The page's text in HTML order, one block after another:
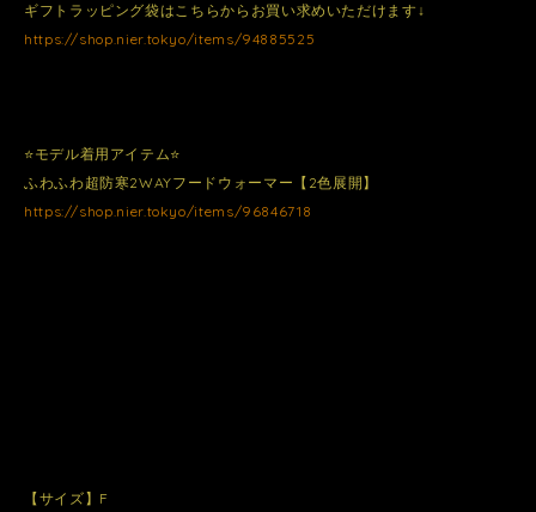
ギフトラッピング袋はこちらからお買い求めいただけます↓
https://shop.nier.tokyo/items/94885525
⭐️モデル着用アイテム⭐️
ふわふわ超防寒2WAYフードウォーマー【2色展開】
https://shop.nier.tokyo/items/96846718
【サイズ】F